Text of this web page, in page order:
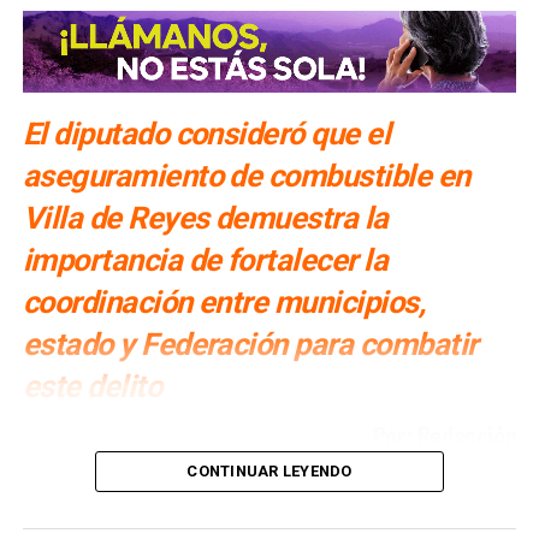
El diputado consideró que el
aseguramiento de combustible en
Villa de Reyes demuestra la
importancia de fortalecer la
coordinación entre municipios,
estado y Federación para combatir
este delito
Cuauhtli Badillo Moreno, presidente de la Comisión de
CONTINUAR LEYENDO